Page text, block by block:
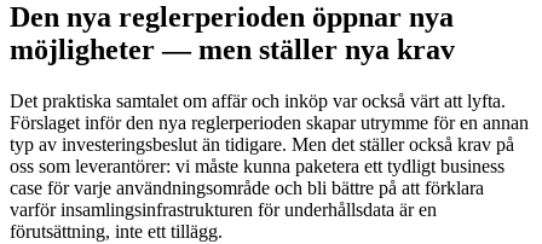
Den nya reglerperioden öppnar nya
möjligheter — men ställer nya krav
Det praktiska samtalet om affär och inköp var också värt att lyfta.
Förslaget inför den nya reglerperioden skapar utrymme för en annan
typ av investeringsbeslut än tidigare. Men det ställer också krav på
oss som leverantörer: vi måste kunna paketera ett tydligt business
case för varje användningsområde och bli bättre på att förklara
varför insamlingsinfrastrukturen för underhållsdata är en
förutsättning, inte ett tillägg.